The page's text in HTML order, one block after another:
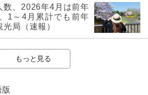
数、2026年4月は前年
1～4月累計でも前年
局（速報）
もっと見る
版